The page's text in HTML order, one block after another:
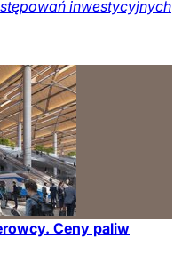
inwestycyjnych
Ceny paliw